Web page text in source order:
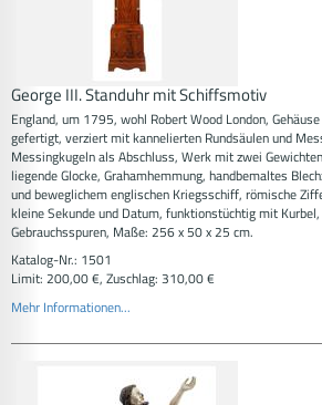
George III. Standuhr mit Schiffsmotiv
England, um 1795, wohl Robert Wood London,
gefertigt, verziert mit kannelierten Rundsäulen und
Messingkugeln als Abschluss, Werk mit zwei
liegende Glocke, Grahamhemmung, handbemaltes
und beweglichem englischen Kriegsschiff, römische
kleine Sekunde und Datum, funktionstüchtig mit
Gebrauchsspuren, Maße: 256 x 50 x 25 cm.
Katalog-Nr.: 1501
Limit: 200,00 €, Zuschlag: 310,00 €
Mehr Informationen...